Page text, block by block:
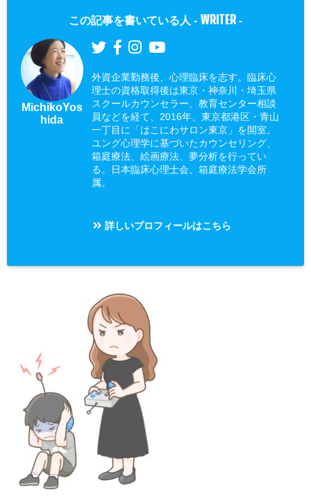
この記事を書いている人 - WRITER -
MichikoYos
hida
外資企業勤務後、心理臨床を志す。臨床心
理士の資格取得後は東京・神奈川・埼玉県
スクールカウンセラー、教育センター相談
員などを経て、2016年、東京都港区・青山
一丁目に「はこにわサロン東京」を開室。
ユング心理学に基づいたカウンセリング、
箱庭療法、絵画療法、夢分析を行ってい
る。日本臨床心理士会、箱庭療法学会所
属。
詳しいプロフィールはこちら